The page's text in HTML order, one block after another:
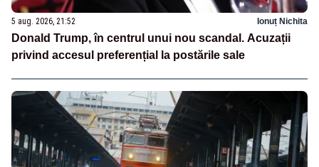
5 aug. 2026, 21:52 Ionuț Nichita
Donald Trump, în centrul unui nou scandal. Acuzații
privind accesul preferențial la postările sale